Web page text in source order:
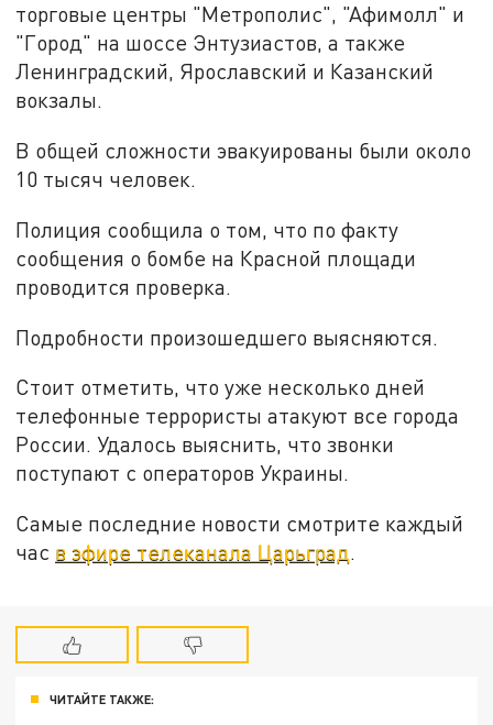
торговые центры "Метрополис", "Афимолл" и
"Город" на шоссе Энтузиастов, а также
Ленинградский, Ярославский и Казанский
вокзалы.
В общей сложности эвакуированы были около
10 тысяч человек.
Полиция сообщила о том, что по факту
сообщения о бомбе на Красной площади
проводится проверка.
Подробности произошедшего выясняются.
Стоит отметить, что уже несколько дней
телефонные террористы атакуют все города
России. Удалось выяснить, что звонки
поступают с операторов Украины.
Самые последние новости смотрите каждый
час в эфире телеканала Царьград.
ЧИТАЙТЕ ТАКЖЕ: